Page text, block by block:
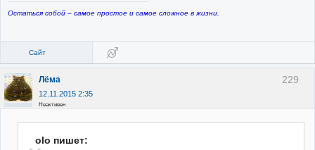
Остаться собой – самое простое и самое сложное в жизни.
Сайт
229
Лёма
12.11.2015 2:35
Неактивен
olo пишет: